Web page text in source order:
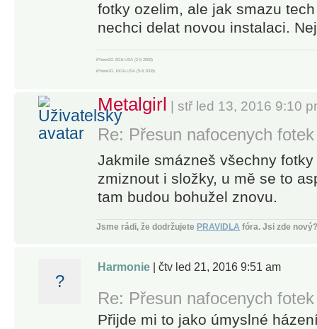
fotky ozelim, ale jak smazu
nechci delat novou instalaci.
iPhone2G 8Gb-USA (2-5 2008)
iPhone2G 16Gb-USA (5-8 2008)
iPhone4 32Gb-Black
iPhone4S 32Gb-White
iPhone5S 32Gb
iPhone6 Plus
iPhone7
iPhone 11Pro 256Gb
Metalgirl | stř led 13, 2016 9:10
Re: Přesun nafocenych
Jakmile smázneš všechny
zmiznout i složky, u mě se to
tam budou bohužel znovu.
Jsme rádi, že dodržujete PRAVIDLA fóra. Jsi zde
?
Harmonie | čtv led 21, 2016 9:51 am
Re: Přesun nafocenych
Přijde mi to jako úmyslné